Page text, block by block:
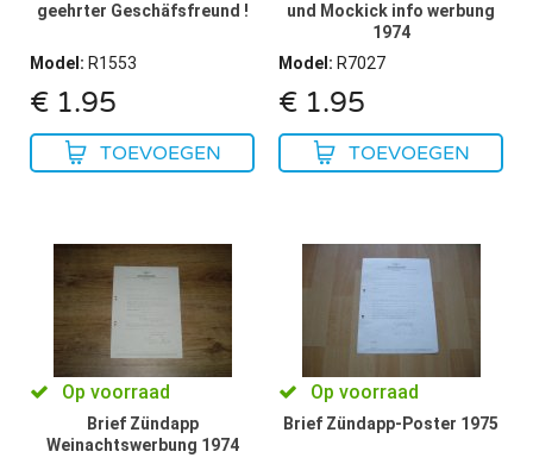
geehrter Geschäfsfreund !
Model : R1553
€ 1.95
TOEVOEGEN
und Mockick info werbung
1974
Model : R7027
€ 1.95
TOEVOEGEN
Op voorraad
Brief Zündapp
Weinachtswerbung 1974
Op voorraad
Brief Zündapp-Poster 1975